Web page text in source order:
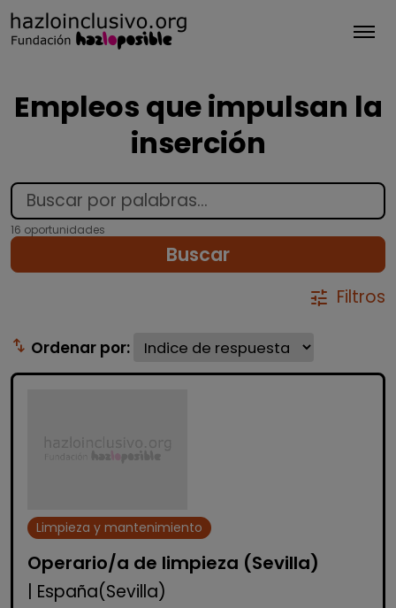
Empleos que impulsan la
inserción
16 oportunidades
Buscar
tune Filtros
swap_vert Ordenar por:
Limpieza y mantenimiento
Operario/a de limpieza (Sevilla)
| España(Sevilla)